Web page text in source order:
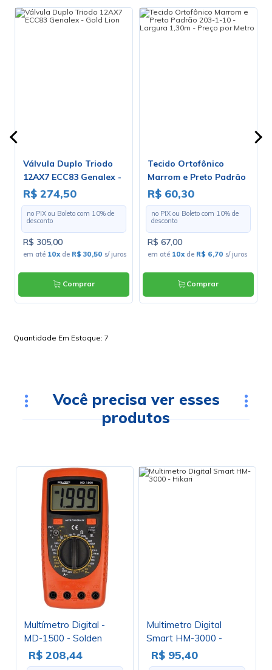
Válvula Duplo Triodo
12AX7 ECC83 Genalex -
Gold Lion
R$ 274,50
no PIX ou Boleto com 10% de
desconto
R$ 305,00
em até 10xde R$ 30,50 s/ juros
Comprar
Tecido Ortofônico
Marrom e Preto Padrão
203-1-10 - Largura 1,30m
- Preço por Metro
R$ 60,30
no PIX ou Boleto com 10% de
desconto
R$ 67,00
em até 10xde R$ 6,70 s/ juros
Comprar
Quantidade Em Estoque:7
Você precisa ver esses
produtos
Multímetro Digital -
MD-1500 - Solden
R$ 208,44
Multimetro Digital
Smart HM-3000 -
Hikari
R$ 95,40